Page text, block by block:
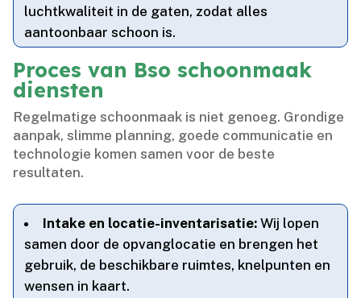
luchtkwaliteit in de gaten, zodat alles
aantoonbaar schoon is.​
Proces van Bso schoonmaak
diensten
Regelmatige schoonmaak is niet genoeg.​ Grondige
aanpak, slimme planning, goede communicatie en
technologie komen samen voor de beste
resultaten.​
Intake en locatie-inventarisatie: Wij lopen
samen door de opvanglocatie en brengen het
gebruik, de beschikbare ruimtes, knelpunten en
wensen in kaart.​